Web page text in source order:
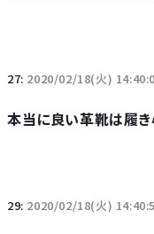
27: 2020/02/18(火)
本当に良い革靴は履
29: 2020/02/18(火)